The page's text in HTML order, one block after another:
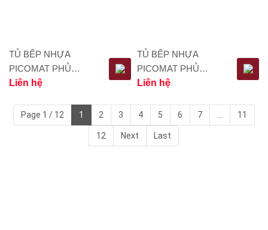
TỦ BẾP NHỰA
PICOMAT PHỦ
ACRYLIC TBA003
Liên hệ
TỦ BẾP NHỰA
PICOMAT PHỦ
ACRYLIC TBA067
Liên hệ
Page 1 / 12 1 2 3 4 5 6 7 11
12 Next Last